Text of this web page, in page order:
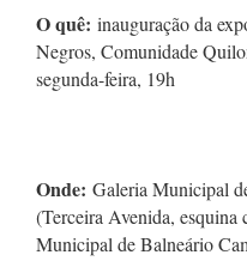
O quê: inauguração da
Negros, Comunidade
segunda-feira, 19h
Onde: Galeria Municipal
(Terceira Avenida, esquina
Municipal de Balneário